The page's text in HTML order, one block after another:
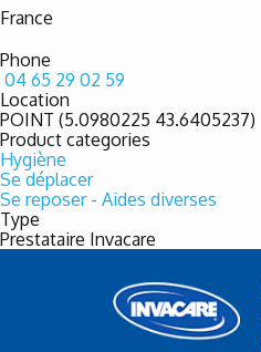
France
Phone
04 65 29 02 59
Location
POINT (5.0980225 43.6405237)
Product categories
Hygiène
Se déplacer
Se reposer - Aides diverses
Type
Prestataire Invacare